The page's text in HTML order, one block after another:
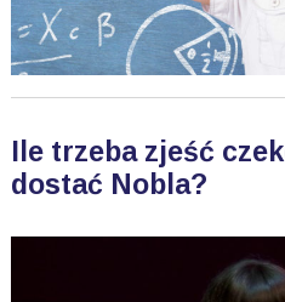
Ile trzeba zjeść
dostać Nobla?